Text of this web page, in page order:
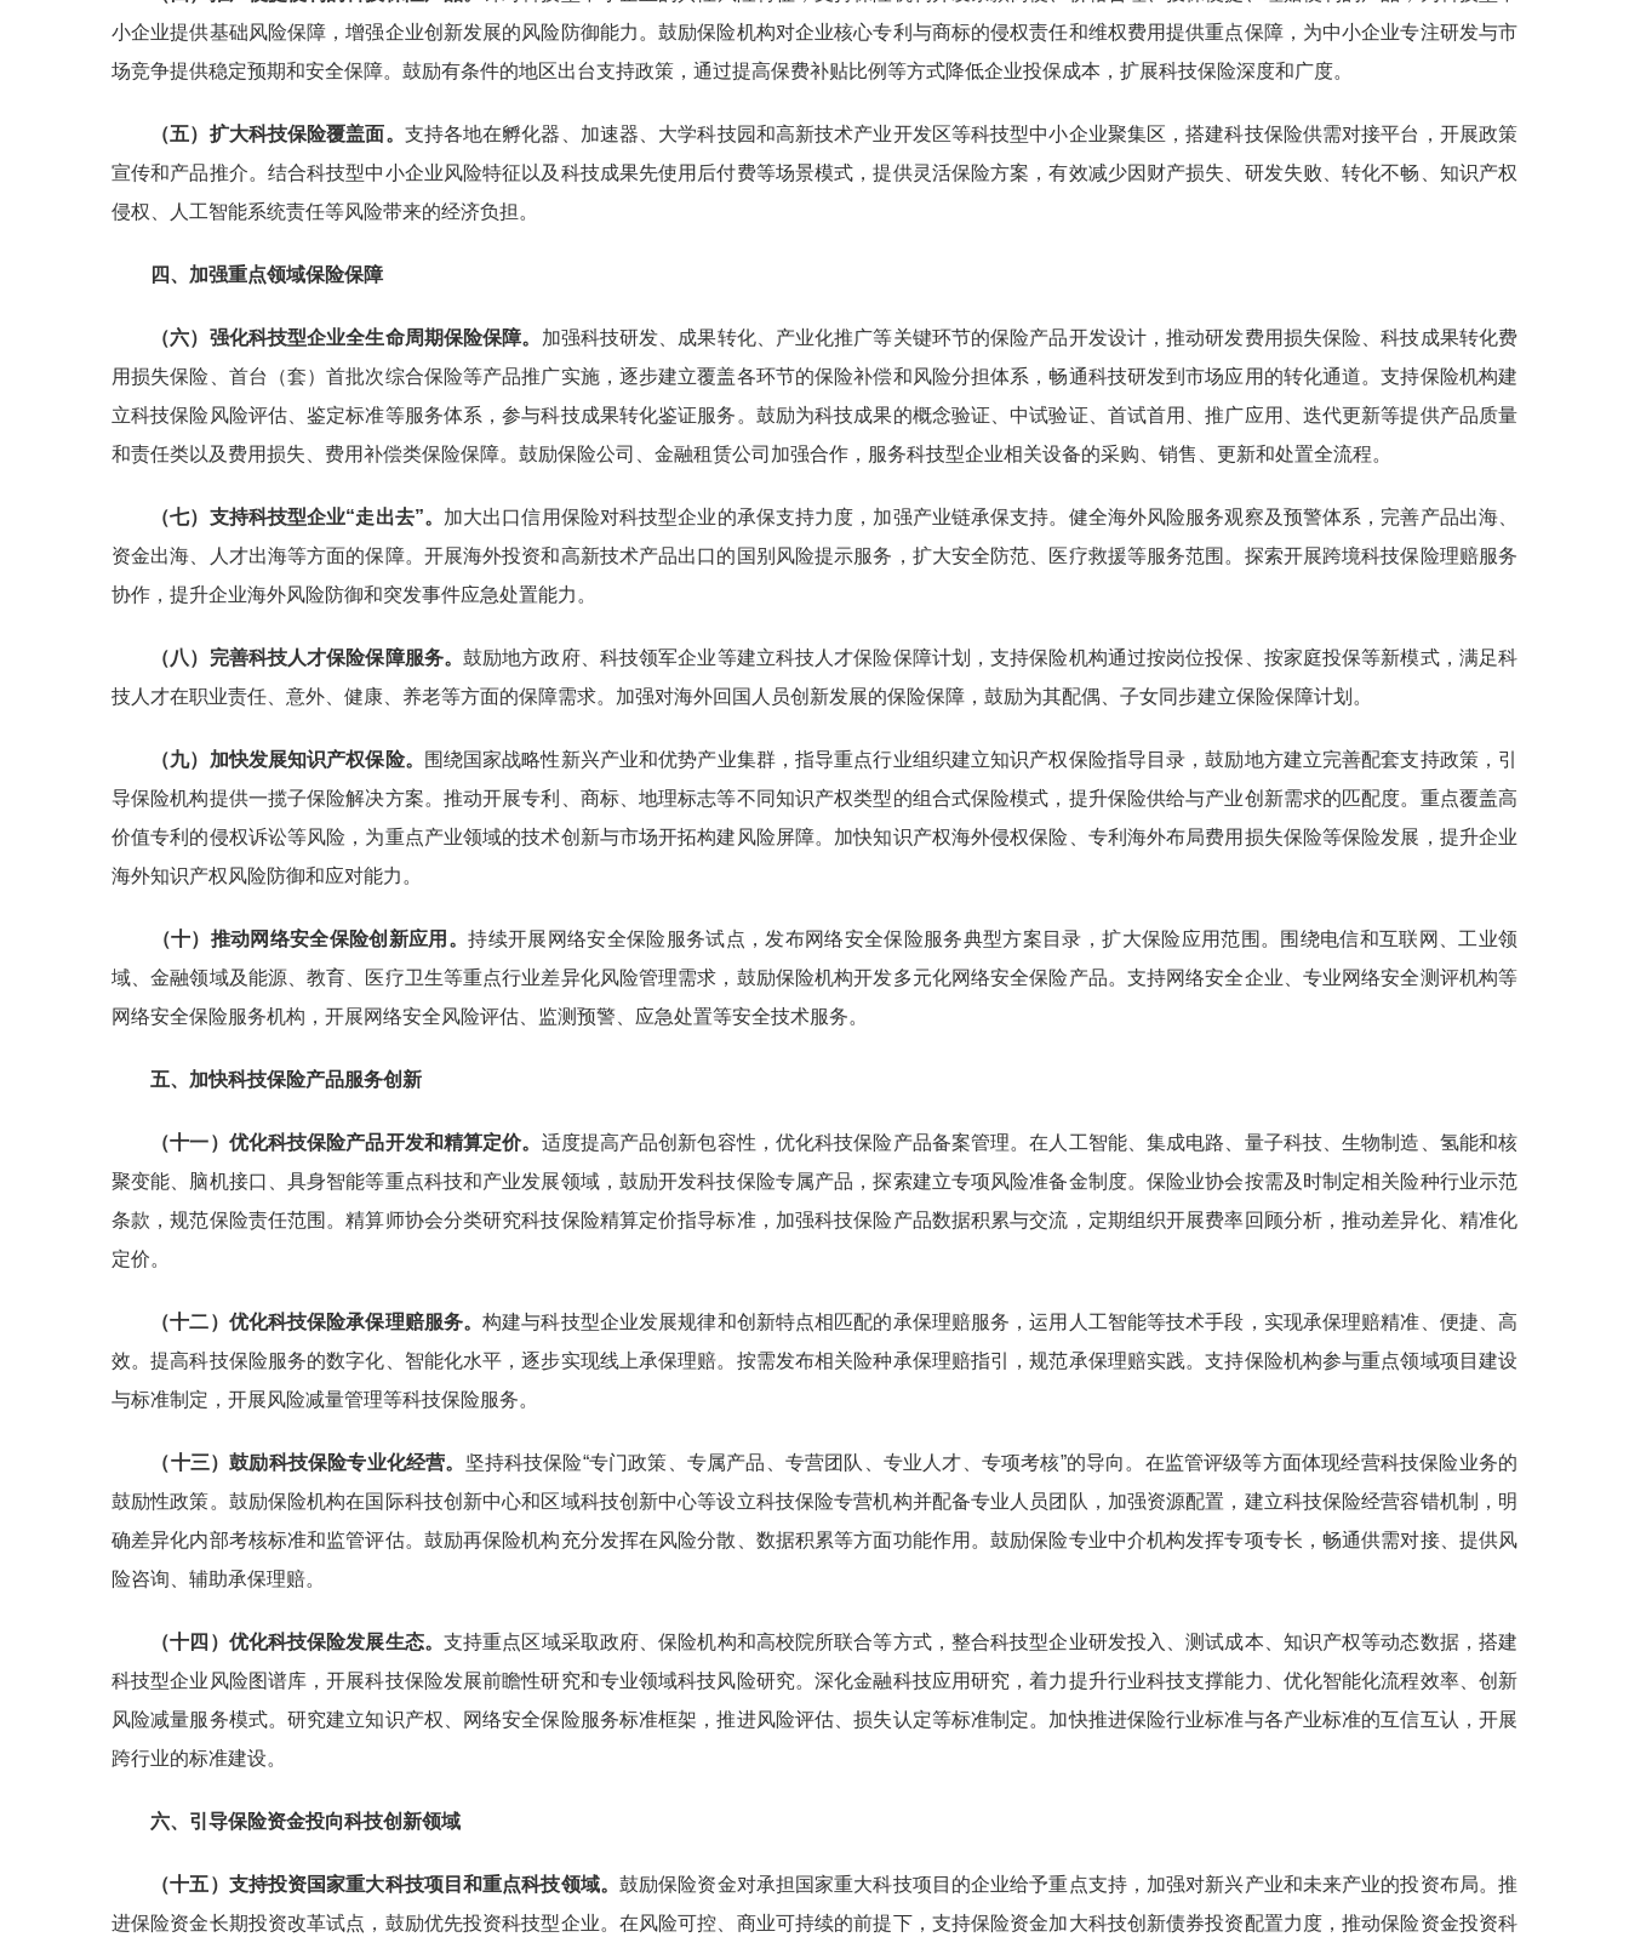
小企业提供基础风险保障，增强企业创新发展的风险防御能力。鼓励保险机构对企业核心专利与商标的侵权责任和维权费用提供重点保障，为中小企业专注研发与市
场竞争提供稳定预期和安全保障。鼓励有条件的地区出台支持政策，通过提高保费补贴比例等方式降低企业投保成本，扩展科技保险深度和广度。
（五）扩大科技保险覆盖面。 支持各地在孵化器、加速器、大学科技园和高新技术产业开发区等科技型中小企业聚集区，搭建科技保险供需对接平台，开展政策
宣传和产品推介。结合科技型中小企业风险特征以及科技成果先使用后付费等场景模式，提供灵活保险方案，有效减少因财产损失、研发失败、转化不畅、知识产权
侵权、人工智能系统责任等风险带来的经济负担。
四、加强重点领域保险保障
（六）强化科技型企业全生命周期保险保障。 加强科技研发、成果转化、产业化推广等关键环节的保险产品开发设计，推动研发费用损失保险、科技成果转化费
用损失保险、首台（套）首批次综合保险等产品推广实施，逐步建立覆盖各环节的保险补偿和风险分担体系，畅通科技研发到市场应用的转化通道。支持保险机构建
立科技保险风险评估、鉴定标准等服务体系，参与科技成果转化鉴证服务。鼓励为科技成果的概念验证、中试验证、首试首用、推广应用、迭代更新等提供产品质量
和责任类以及费用损失、费用补偿类保险保障。鼓励保险公司、金融租赁公司加强合作，服务科技型企业相关设备的采购、销售、更新和处置全流程。
（七）支持科技型企业“走出去”。 加大出口信用保险对科技型企业的承保支持力度，加强产业链承保支持。健全海外风险服务观察及预警体系，完善产品出海、
资金出海、人才出海等方面的保障。开展海外投资和高新技术产品出口的国别风险提示服务，扩大安全防范、医疗救援等服务范围。探索开展跨境科技保险理赔服务
协作，提升企业海外风险防御和突发事件应急处置能力。
（八）完善科技人才保险保障服务。鼓励地方政府、科技领军企业等建立科技人才保险保障计划，支持保险机构通过按岗位投保、按家庭投保等新模式，满足科
技人才在职业责任、意外、健康、养老等方面的保障需求。加强对海外回国人员创新发展的保险保障，鼓励为其配偶、子女同步建立保险保障计划。
（九）加快发展知识产权保险。
围绕国家战略性新兴产业和优势产业集群，指导重点行业组织建立知识产权保险指导目录，鼓励地方建立完善配套支持政策，引
导保险机构提供一揽子保险解决方案。推动开展专利、商标、地理标志等不同知识产权类型的组合式保险模式，提升保险供给与产业创新需求的匹配度。重点覆盖高
价值专利的侵权诉讼等风险，为重点产业领域的技术创新与市场开拓构建风险屏障。加快知识产权海外侵权保险、专利海外布局费用损失保险等保险发展，提升企业
海外知识产权风险防御和应对能力。
（十）推动网络安全保险创新应用。持续开展网络安全保险服务试点，发布网络安全保险服务典型方案目录，扩大保险应用范围。围绕电信和互联网、工业领
域、金融领域及能源、教育、医疗卫生等重点行业差异化风险管理需求，鼓励保险机构开发多元化网络安全保险产品。支持网络安全企业、专业网络安全测评机构等
网络安全保险服务机构，开展网络安全风险评估、监测预警、应急处置等安全技术服务。
五、加快科技保险产品服务创新
（十一）优化科技保险产品开发和精算定价。 适度提高产品创新包容性，优化科技保险产品备案管理。在人工智能、集成电路、量子科技、生物制造、氢能和核
聚变能、脑机接口、具身智能等重点科技和产业发展领域，鼓励开发科技保险专属产品，探索建立专项风险准备金制度。保险业协会按需及时制定相关险种行业示范
条款，规范保险责任范围。精算师协会分类研究科技保险精算定价指导标准，加强科技保险产品数据积累与交流，定期组织开展费率回顾分析，推动差异化、精准化
定价。
（十二）优化科技保险承保理赔服务。构建与科技型企业发展规律和创新特点相匹配的承保理赔服务，运用人工智能等技术手段，实现承保理赔精准、便捷、高
效。提高科技保险服务的数字化、智能化水平，逐步实现线上承保理赔。按需发布相关险种承保理赔指引，规范承保理赔实践。支持保险机构参与重点领域项目建设
与标准制定，开展风险减量管理等科技保险服务。
（十三）鼓励科技保险专业化经营。 坚持科技保险“专门政策、专属产品、专营团队、专业人才、专项考核”的导向。在监管评级等方面体现经营科技保险业务的
鼓励性政策。鼓励保险机构在国际科技创新中心和区域科技创新中心等设立科技保险专营机构并配备专业人员团队，加强资源配置，建立科技保险经营容错机制，明
确差异化内部考核标准和监管评估。鼓励再保险机构充分发挥在风险分散、数据积累等方面功能作用。鼓励保险专业中介机构发挥专项专长，畅通供需对接、提供风
险咨询、辅助承保理赔。
（十四）优化科技保险发展生态。 支持重点区域采取政府、保险机构和高校院所联合等方式，整合科技型企业研发投入、测试成本、知识产权等动态数据，搭建
科技型企业风险图谱库，开展科技保险发展前瞻性研究和专业领域科技风险研究。深化金融科技应用研究，着力提升行业科技支撑能力、优化智能化流程效率、创新
风险减量服务模式。研究建立知识产权、网络安全保险服务标准框架，推进风险评估、损失认定等标准制定。加快推进保险行业标准与各产业标准的互信互认，开展
跨行业的标准建设。
六、引导保险资金投向科技创新领域
（十五）支持投资国家重大科技项目和重点科技领域。 鼓励保险资金对承担国家重大科技项目的企业给予重点支持，加强对新兴产业和未来产业的投资布局。推
进保险资金长期投资改革试点，鼓励优先投资科技型企业。在风险可控、商业可持续的前提下，支持保险资金加大科技创新债券投资配置力度，推动保险资金投资科